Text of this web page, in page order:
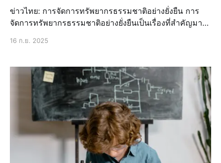
ข่าวไทย: การจัดการทรัพยากรธรรมชาติอย่างยั่งยืน การ
จัดการทรัพยากรธรรมชาติอย่างยั่งยืนเป็นเรื่องที่สำคัญมาก
ประโยชน์
16 ก.ย. 2025